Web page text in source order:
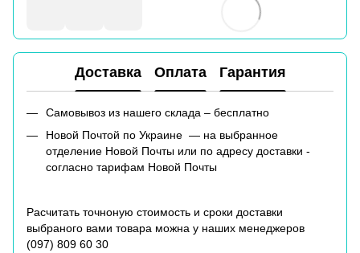
Доставка Оплата Гарантия
Самовывоз из нашего склада – бесплатно
Новой Почтой по Украине — на выбранное
отделение Новой Почты или по адресу доставки -
согласно тарифам Новой Почты
Расчитать точноную стоимость и сроки доставки
выбраного вами товара можна у наших менеджеров
(097) 809 60 30